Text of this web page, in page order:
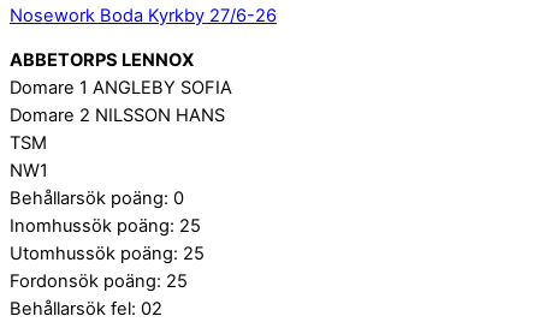
Nosework Boda Kyrkby 27/6-26
ABBETORPS LENNOX
Domare 1 ANGLEBY SOFIA
Domare 2 NILSSON HANS
TSM
NW1
Behållarsök poäng: 0
Inomhussök poäng: 25
Utomhussök poäng: 25
Fordonsök poäng: 25
Behållarsök fel: 02